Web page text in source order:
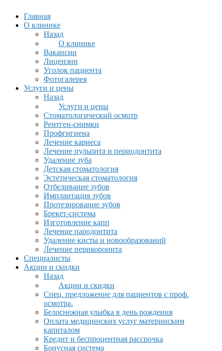
Главная
О клинике
Назад
О клинике
Вакансии
Лицензии
Уголок пациента
Фотогалерея
Услуги и цены
Назад
Услуги и цены
Стоматологический осмотр
Рентген-снимки
Профгигиена
Лечение кариеса
Лечение пульпита и периодонтита
Удаление зуба
Детская стоматология
Эстетическая стоматология
Отбеливание зубов
Имплантация зубов
Протезирование зубов
Брекет-система
Изготовление капп
Лечение пародонтита
Удаление кисты и новообразований
Лечение перикоронита
Специалисты
Акции и скидки
Назад
Акции и скидки
Спец. предложение для пациентов с проф.
осмотра.
Белоснежная улыбка в день рождения
Оплата медицинских услуг материнским
капиталом
Кредит и беспроцентная рассрочка
Бонусная система